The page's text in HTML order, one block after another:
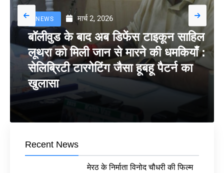
NEWS मार्च 2, 2026
बॉलीवुड के बाद अब डिफेंस टाइकून साहिल
लूथरा को मिली जान से मारने की धमकियाँ :
सेलिब्रिटी टारगेटिंग जैसा हूबहू पैटर्न का
खुलासा
Recent News
मेरठ के निर्माता विनोद चौधरी की फिल्म